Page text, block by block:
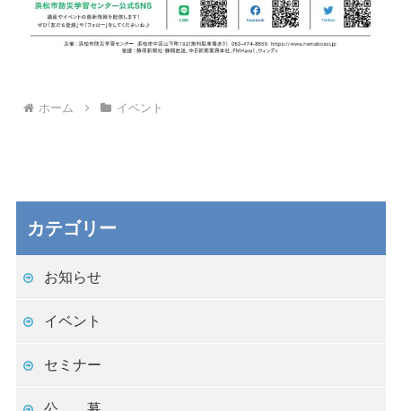
ホーム イベント
カテゴリー
お知らせ
イベント
セミナー